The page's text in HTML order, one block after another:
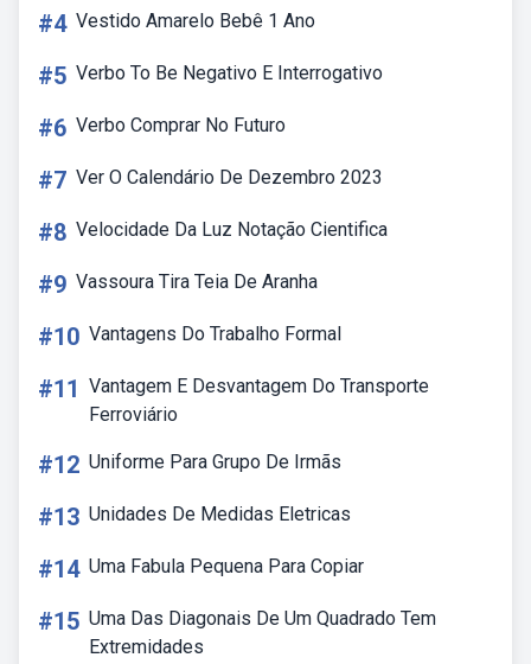
#4 Vestido Amarelo Bebê 1 Ano
#5 Verbo To Be Negativo E Interrogativo
#6 Verbo Comprar No Futuro
#7 Ver O Calendário De Dezembro 2023
#8 Velocidade Da Luz Notação Cientifica
#9 Vassoura Tira Teia De Aranha
#10 Vantagens Do Trabalho Formal
#11 Vantagem E Desvantagem Do Transporte
Ferroviário
#12 Uniforme Para Grupo De Irmãs
#13 Unidades De Medidas Eletricas
#14 Uma Fabula Pequena Para Copiar
#15 Uma Das Diagonais De Um Quadrado Tem
Extremidades